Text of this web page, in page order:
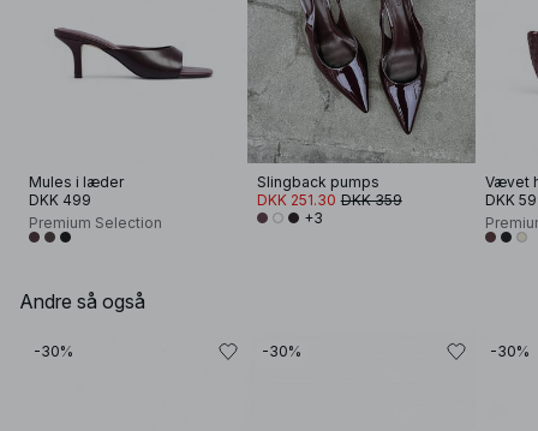
Mules i læder
DKK 499
Premium Selection
Slingback pumps
DKK 251.30 DKK 359
+3
Vævet
DKK
Andre så også
-30% -30% -30%